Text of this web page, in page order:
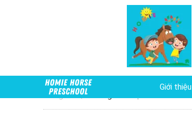
Giới thiệu
Trang chủ
Chương trình học